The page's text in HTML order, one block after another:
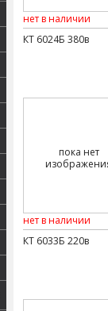
нет в наличии
КТ 6024Б 380в
пока нет
нет в наличии
КТ 6033Б 220в